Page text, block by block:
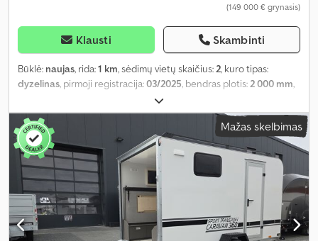
(149 000 € grynasis)
Klausti Skambinti
Būklė: naujas, rida:1 km, sėdimų vietų skaičius: 2, kuro tipas:
dyzelinas , pirmoji registracija:03/2025 , bendras plotis: 2 000 mm
, Gamybos metai:
centrinis užraktas, elektroninė stabilumo programa (ESP),
imobilaizerio sistema, nerūkantis automobilis, oro
kondicionavimas, vairo stiprintuvas,
Mažas skelbimas